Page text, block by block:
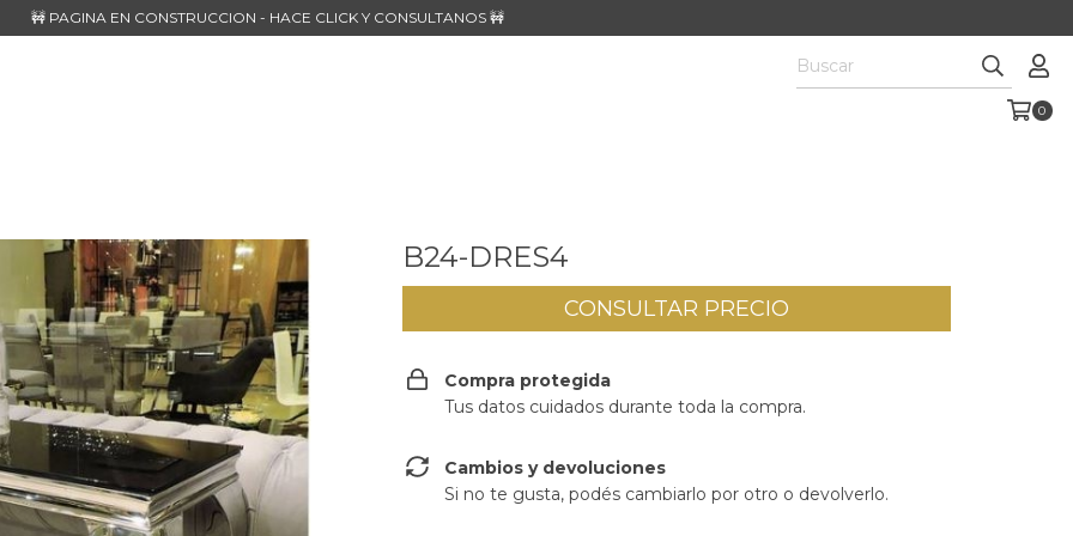
🚧 PAGINA EN CONSTRUCCION - HACE CLICK Y CONSULTANOS 🚧
0
B24-DRES4
Compra protegida
Tus datos cuidados durante toda la compra.
Cambios y devoluciones
Si no te gusta, podés cambiarlo por otro o devolverlo.